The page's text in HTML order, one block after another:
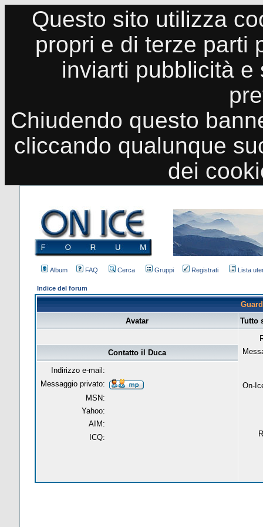
Questo sito utilizza
propri e di terze parti
inviarti pubblicità
Chiudendo questo
cliccando qualunque
dei
Album FAQ Cerca Gruppi Registrati Lista
Indice del forum
Avatar
Tutto
On-
Contatto il Duca
Indirizzo e-mail:
Messaggio privato:
MSN:
Yahoo:
AIM:
ICQ: